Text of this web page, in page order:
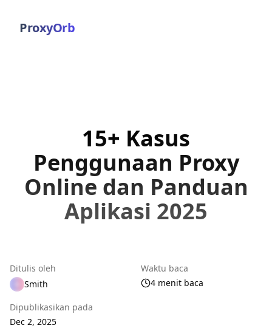
ProxyOrb
15+ Kasus
Penggunaan Proxy
Online dan Panduan
Aplikasi 2025
Ditulis oleh
Smith
Waktu baca
4 menit baca
Dipublikasikan pada
Dec 2, 2025